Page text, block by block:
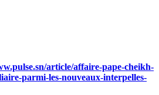
article/affaire-pape-cheikh-
parmi-les-nouveaux-interpelles-